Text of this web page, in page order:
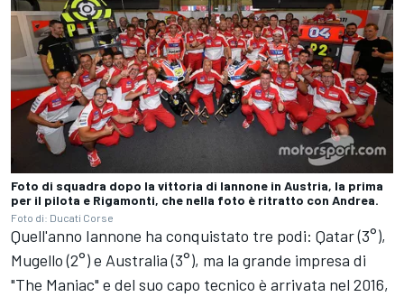
Foto di squadra dopo la vittoria di Iannone in Austria, la prima
per il pilota e Rigamonti, che nella foto è ritratto con Andrea.
Foto di: Ducati Corse
Quell'anno Iannone ha conquistato tre podi: Qatar (3°),
Mugello (2°) e Australia (3°), ma la grande impresa di
"The Maniac" e del suo capo tecnico è arrivata nel 2016,